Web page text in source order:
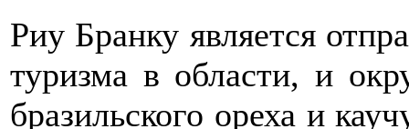
Риу Бранку является
туризма в области, и
бразильского ореха и